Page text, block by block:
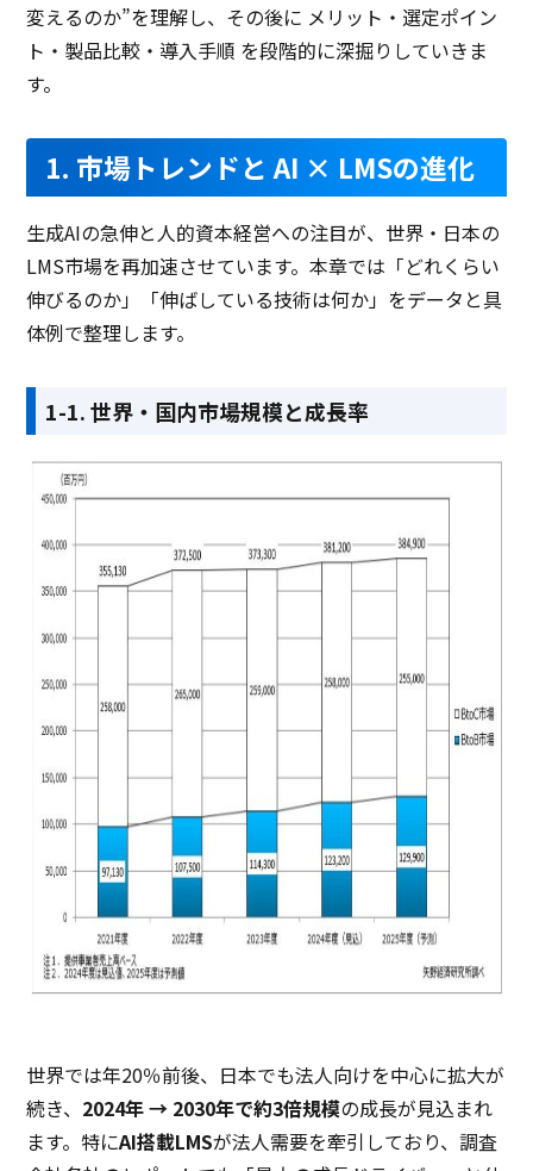
変えるのか”を理解し、その後に メリット・選定ポイン
ト・製品比較・導入手順 を段階的に深掘りしていきま
す。
1. 市場トレンドと AI × LMSの進化
生成AIの急伸と人的資本経営への注目が、世界・日本の
LMS市場を再加速させています。本章では「どれくらい
伸びるのか」「伸ばしている技術は何か」をデータと具
体例で整理します。
1-1. 世界・国内市場規模と成長率
世界では年20％前後、日本でも法人向けを中心に拡大が
続き、 2024年 → 2030年で約3倍規模の成長が見込まれ
ます。特にAI搭載LMSが法人需要を牽引しており、調査